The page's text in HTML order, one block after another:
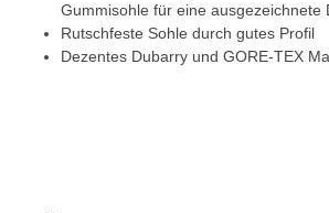
Gummisohle für eine ausgezeichnete
Rutschfeste Sohle durch gutes Profil
Dezentes Dubarry und GORE-TEX